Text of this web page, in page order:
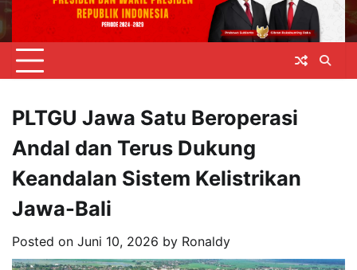
PLTGU Jawa Satu Beroperasi
Andal dan Terus Dukung
Keandalan Sistem Kelistrikan
Jawa-Bali
Posted on Juni 10, 2026 by Ronaldy